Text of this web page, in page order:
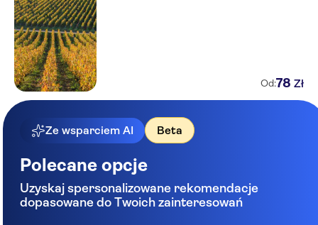
Od:78 Zł
Ze wsparciem AI Beta
Polecane opcje
Uzyskaj spersonalizowane rekomendacje
dopasowane do Twoich zainteresowań